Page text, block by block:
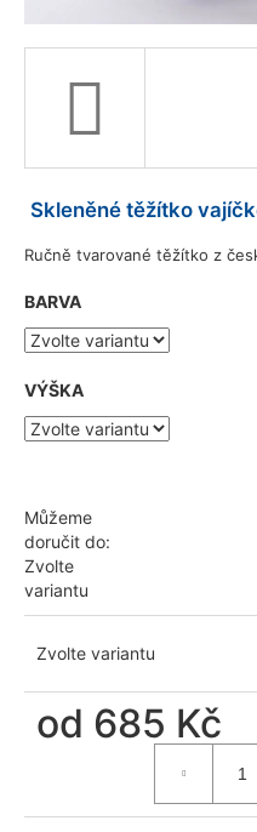
Skleněné těžítko
Ručně tvarované těžítko z
BARVA
VÝŠKA
Můžeme
doručit do:
Zvolte
variantu
Zvolte variantu
od 685 Kč
a
j
o
p
o
u
č
u
j
e
m